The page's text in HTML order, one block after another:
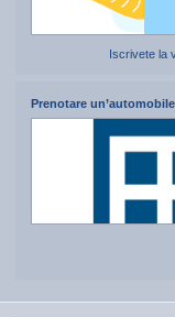
Iscrivete la
Prenotare un’automobile